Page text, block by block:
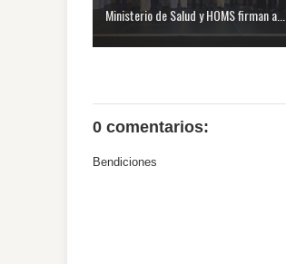
Ministerio de Salud y HOMS firman a...
0 comentarios:
Bendiciones